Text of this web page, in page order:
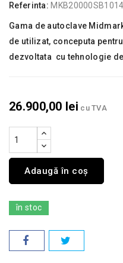
Referinta:
Gama de autoclave
de utilizat, conceputa
dezvoltata cu tehnologie
26.900,00 lei cu TVA
Adaugă în coș
în stoc